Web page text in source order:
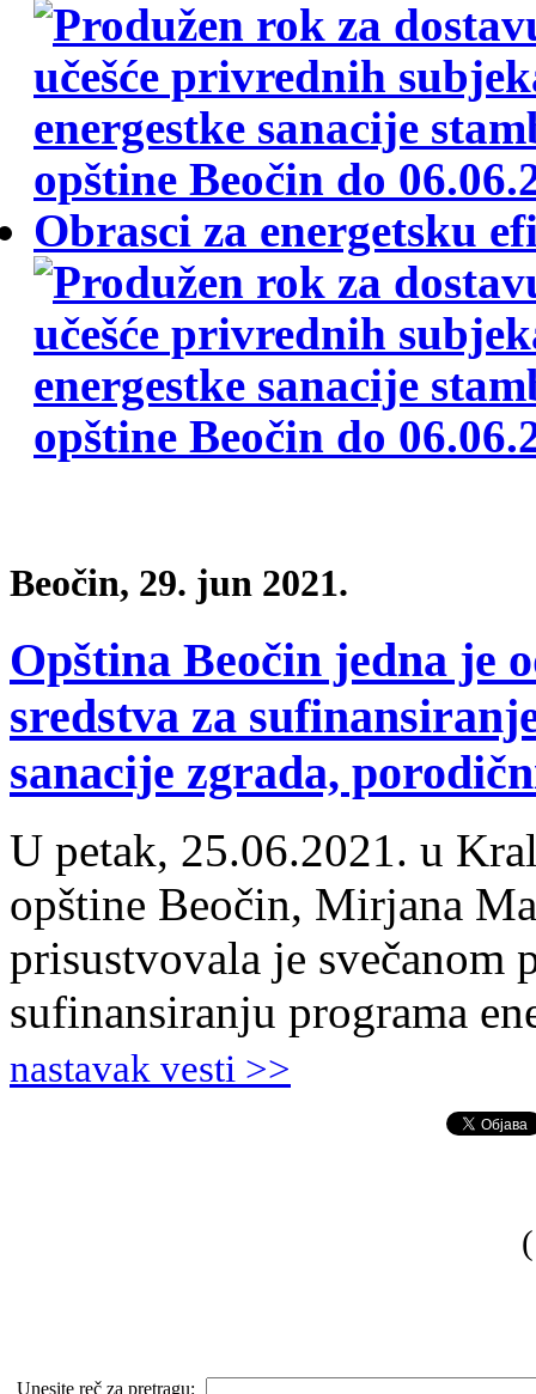
Obrasci za energetsku
Beočin, 29. jun 2021.
Opština Beočin jedna je
sredstva za
sanacije zgrada,
U petak, 25.06.2021. u
opštine Beočin, Mirjana
prisustvovala je svečanom
sufinansiranju programa
nastavak vesti >>
Unesite reč za pretragu: